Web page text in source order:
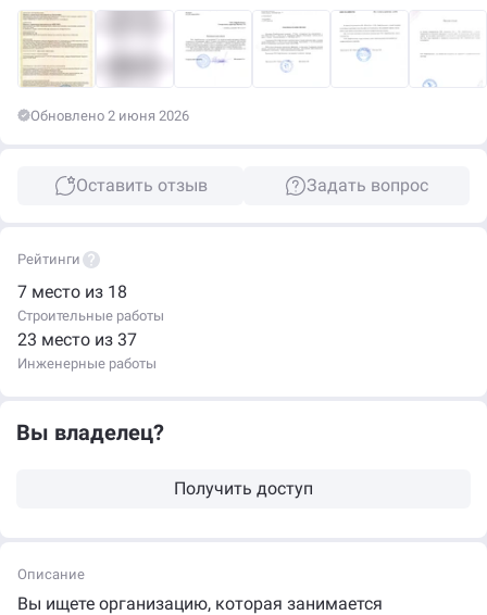
Обновлено 2 июня 2026
Оставить отзыв Задать вопрос
Рейтинги
7 место из 18
Строительные работы
23 место из 37
Инженерные работы
Вы владелец?
Получить доступ
Описание
Вы ищете организацию, которая занимается